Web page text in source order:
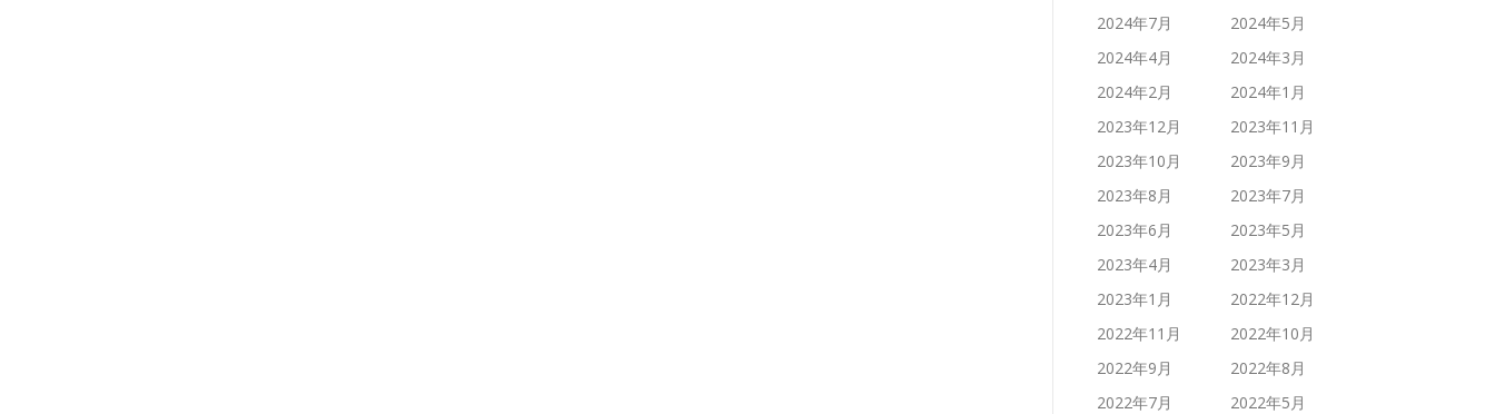
2024年7月
2024年5月
2024年4月
2024年3月
2024年2月
2024年1月
2023年12月
2023年11月
2023年10月
2023年9月
2023年8月
2023年7月
2023年6月
2023年5月
2023年4月
2023年3月
2023年1月
2022年12月
2022年11月
2022年10月
2022年9月
2022年8月
2022年7月
2022年5月